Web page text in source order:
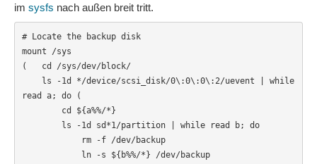
im sysfs nach außen breit tritt.
# Locate the backup disk
mount /sys
(   cd /sys/dev/block/
ls -1d */device/scsi_disk/0\:0\:0\:2/uevent | while
read a; do (
cd ${a%%/*}
ls -1d sd*1/partition | while read b; do
rm -f /dev/backup
ln -s ${b%%/*} /dev/backup